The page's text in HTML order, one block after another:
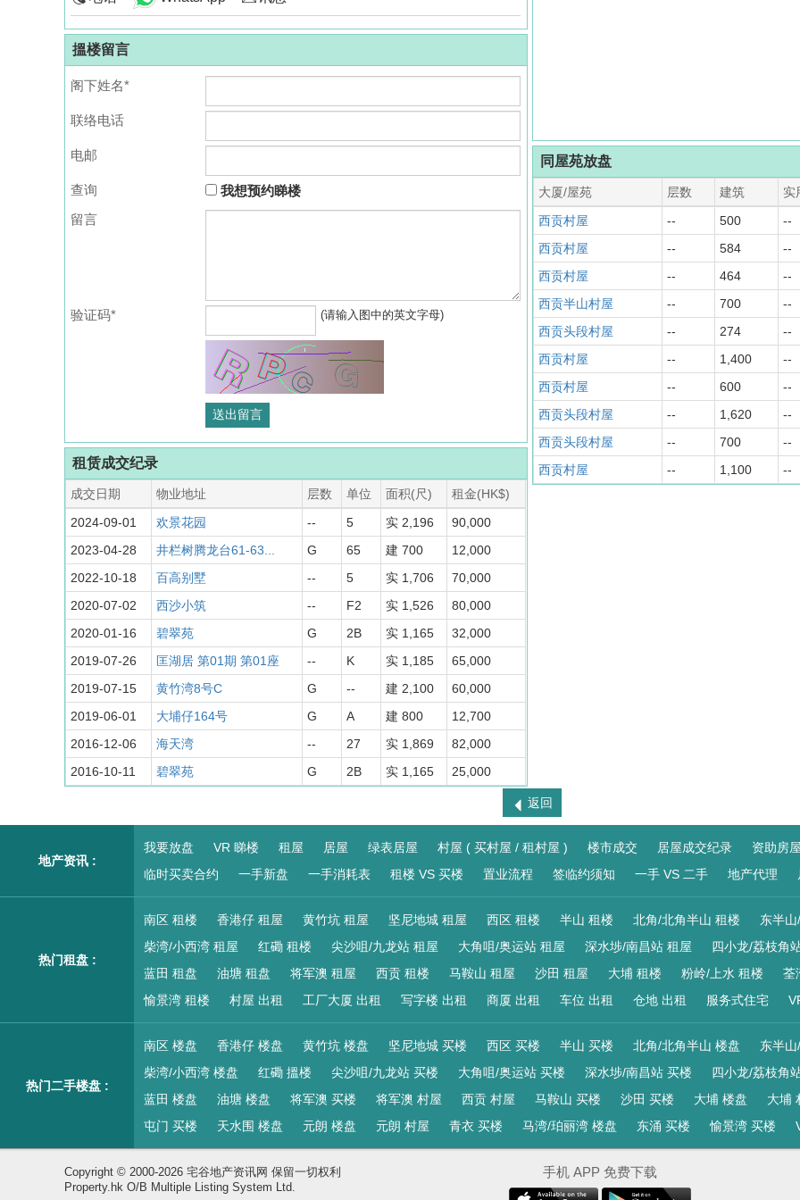
搵楼留言
阁下姓名*
联络电话
电邮
查询
我想预约睇楼
留言
验证码* (请输入图中的英文字母)
租赁成交纪录
成交日期 物业地址 层数 单位 面积(尺)
租金(HK$)
2024-09-01
欢景花园 -- 5 实 2,196
90,000
2023-04-28
井栏树腾龙台61-63... G 65 建 700
12,000
2022-10-18
百高别墅 -- 5 实 1,706
70,000
2020-07-02
西沙小筑 -- F2 实 1,526
80,000
2020-01-16
碧翠苑 G 2B 实 1,165
32,000
2019-07-26
匡湖居 第01期 第01座 -- K 实 1,185
65,000
2019-07-15
黄竹湾8号C G -- 建 2,100
60,000
2019-06-01
大埔仔164号 G A 建 800
12,700
2016-12-06
海天湾 -- 27 实 1,869
82,000
2016-10-11
碧翠苑 G 2B 实 1,165 25,000
同屋苑放盘
大厦/屋苑 层数 建筑 实
西贡村屋
-- 500 --
西贡村屋
-- 584 --
西贡村屋
-- 464 --
西贡半山村屋
-- 700 --
西贡头段村屋
-- 274 --
西贡村屋
-- 1,400 --
西贡村屋
-- 600 --
西贡头段村屋
-- 1,620 --
西贡头段村屋
-- 700 --
西贡村屋
-- 1,100 --
返回
地产资讯 :
我要放盘 VR 睇楼 租屋 居屋 绿表居屋 村屋 ( 买村屋 / 租村屋 ) 楼市成交 居屋成交纪录 资助房
临时买卖合约
一手新盘 一手消耗表 租楼 VS 买楼 置业流程 签临约须知 一手 VS 二手 地产代理
热门租盘 :
南区 租楼 香港仔 租屋 黄竹坑 租屋 坚尼地城 租屋 西区 租楼 半山 租楼 北角/北角半山 租楼 东半
柴湾/小西湾 租屋
红磡 租楼 尖沙咀/九龙站 租屋 大角咀/奥运站 租屋 深水埗/南昌站 租屋 四小龙/荔枝角
蓝田 租盘
油塘 租盘 将军澳 租屋 西贡 租楼 马鞍山 租屋 沙田 租屋 大埔 租楼 粉岭/上水 租楼 荃
愉景湾 租楼
村屋 出租 工厂大厦 出租 写字楼 出租 商厦 出租 车位 出租 仓地 出租 服务式住宅
热门二手楼盘 :
南区 楼盘 香港仔 楼盘 黄竹坑 楼盘 坚尼地城 买楼 西区 买楼 半山 买楼 北角/北角半山 楼盘 东半
柴湾/小西湾 楼盘
红磡 搵楼 尖沙咀/九龙站 买楼 大角咀/奥运站 买楼 深水埗/南昌站 买楼 四小龙/荔枝角
蓝田 楼盘
油塘 楼盘 将军澳 买楼 将军澳 村屋 西贡 村屋 马鞍山 买楼 沙田 买楼 大埔 楼盘 大埔
屯门 买楼
天水围 楼盘 元朗 楼盘 元朗 村屋 青衣 买楼 马湾/珀丽湾 楼盘 东涌 买楼 愉景湾 买楼
Copyright © 2000-2026 宅谷地产资讯网 保留一切权利
Property.hk O/B Multiple Listing System Ltd.
手机 APP 免费下载